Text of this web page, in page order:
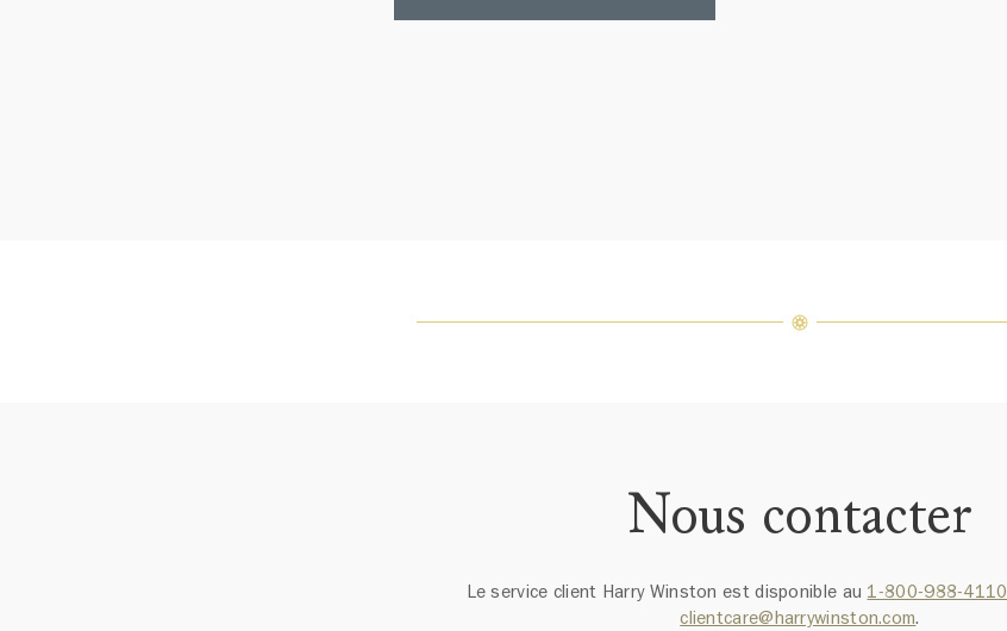
Nous contacter
Le service client Harry Winston est disponible au 1-800-988-4110
clientcare@harrywinston.com.